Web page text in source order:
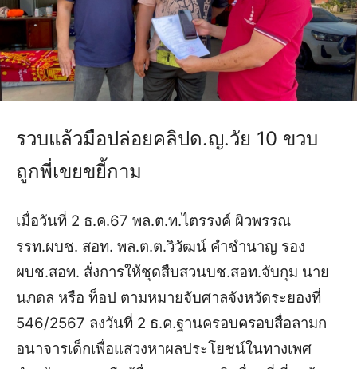
รวบแล้วมือปล่อยคลิปด.ญ.วัย 10 ขวบ
ถูกพี่เขยขยี้กาม
เมื่อวันที่ 2 ธ.ค.67 พล.ต.ท.ไตรรงค์ ผิวพรรณ
รรท.ผบช. สอท. พล.ต.ต.วิวัฒน์ คำชำนาญ รอง
ผบช.สอท. สั่งการให้ชุดสืบสวนบช.สอท.จับกุม นาย
นภดล หรือ ท็อป ตามหมายจับศาลจังหวัดระยองที่
546/2567 ลงวันที่ 2 ธ.ค.ฐานครอบครอบสื่อลามก
อนาจารเด็กเพื่อแสวงหาผลประโยชน์ในทางเพศ